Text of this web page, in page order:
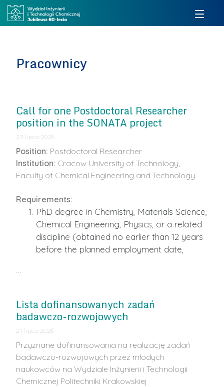
Pracownicy
Call for one Postdoctoral Researcher
position in the SONATA project
23 lipca 2026
Position: Postdoctoral Researcher
Institution: Cracow University of Technology,
Faculty of Chemical Engineering and Technology
Requirements:
PhD degree in Chemistry, Materials Science,
Chemical Engineering, Physics, or a related
discipline (obtained no earlier than 12 years
before the planned employment date,
…
Lista dofinansowanych zadań
badawczo-rozwojowych
21 lipca 2026
Przyznane dofinansowania na realizację zadań
badawczo-rozwojowych przez młodych
naukowców na Wydziale Inżynierii i Technologii
Chemicznej Politechniki Krakowskiej